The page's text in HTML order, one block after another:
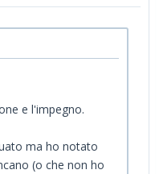
e l'impegno.
ma ho notato
(o che non ho